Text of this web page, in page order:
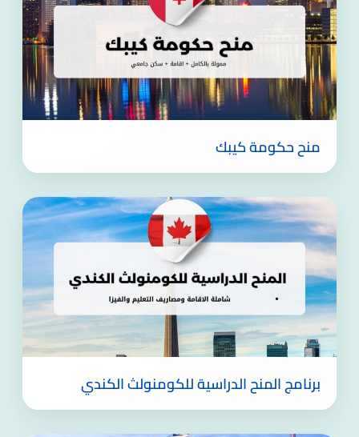
منح حكومة كيبك
برنامج المنح الدراسية للكومنولث الكندي